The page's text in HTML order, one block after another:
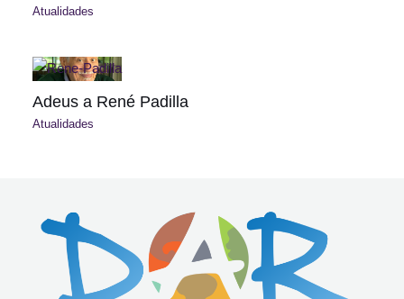
Atualidades
Adeus a René Padilla
Atualidades